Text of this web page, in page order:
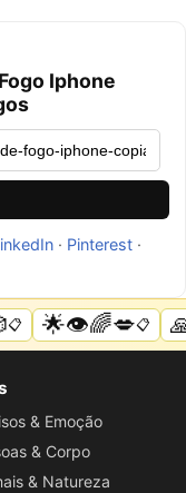
Iphone
· Pinterest·
📋 🌟👁️🌈💋📋
& Emoção
& Corpo
& Natureza